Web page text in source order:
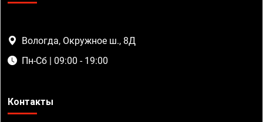
Вологда, Окружное ш., 8Д
Пн-Сб | 09:00 - 19:00
Контакты